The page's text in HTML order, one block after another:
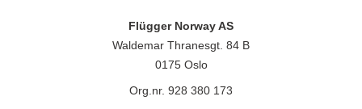
Flügger Norway AS
Waldemar Thranesgt. 84 B
0175 Oslo
Org.nr. 928 380 173